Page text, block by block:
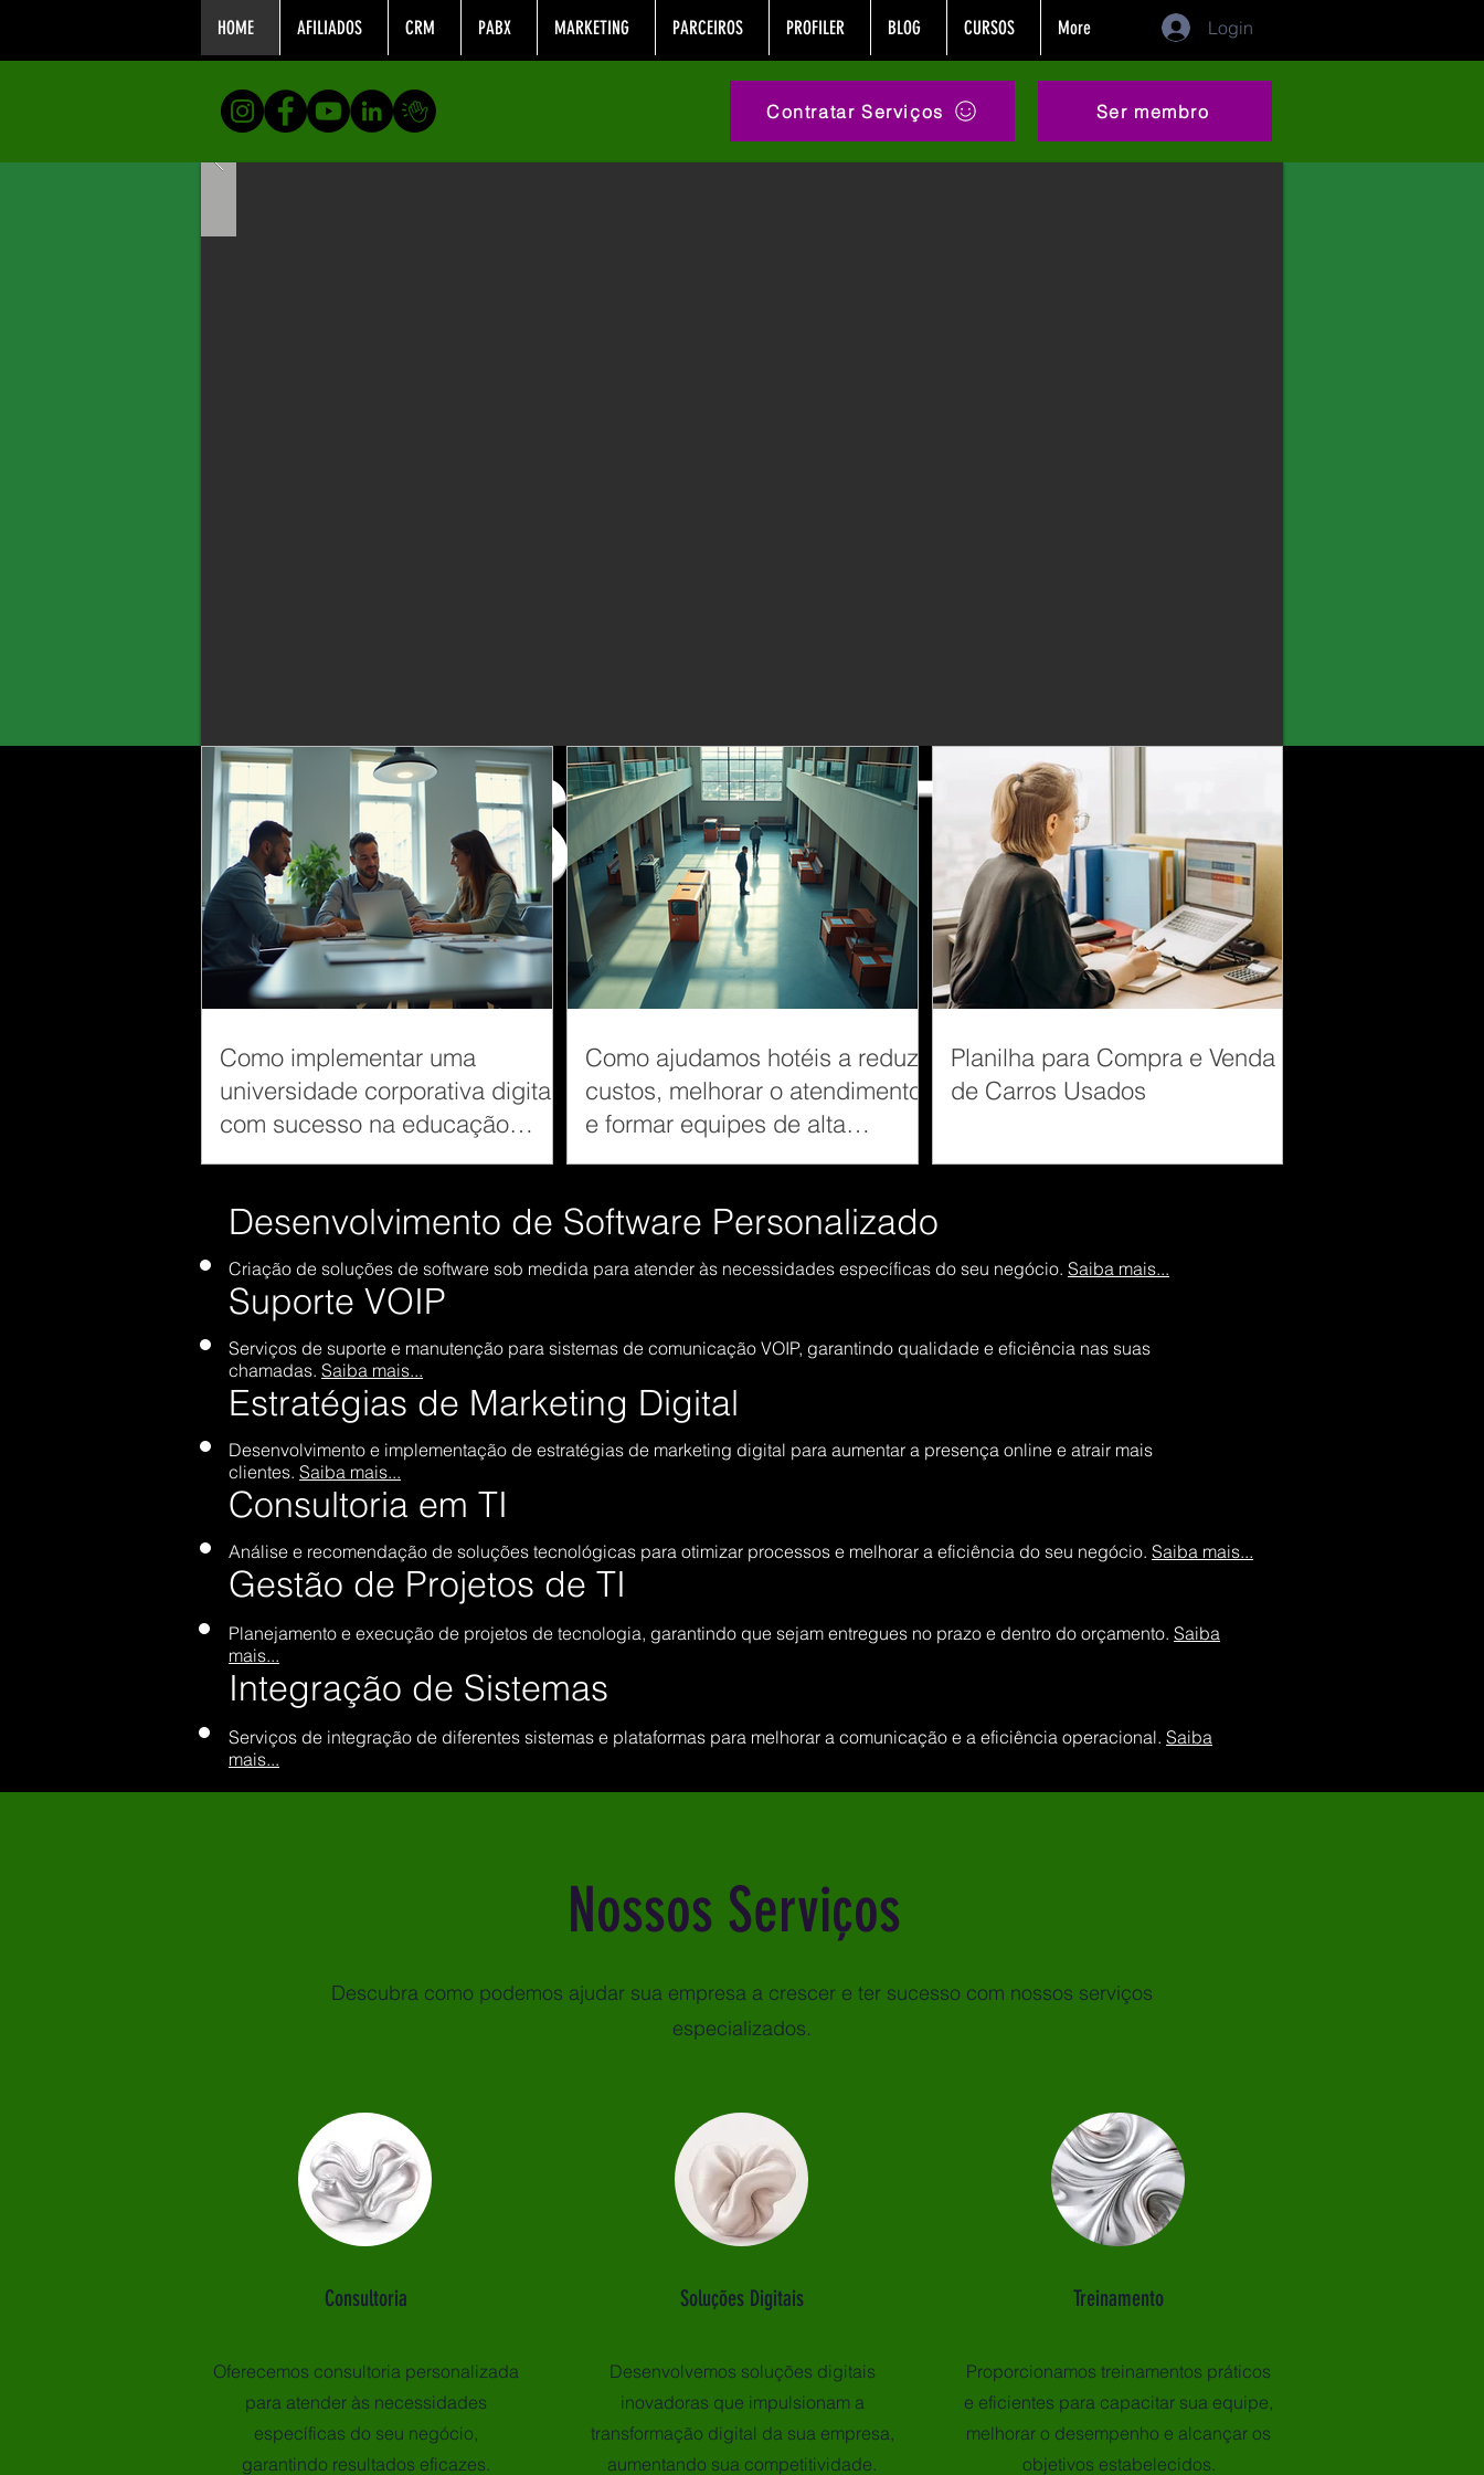
HOME AFILIADOS CRM PABX MARKETING PARCEIROS PROFILER BLOG CURSOS More Login
Contratar Serviços Ser membro
SIECA.NET
Como implementar uma
universidade corporativa digital
com sucesso na educação
empresarial moderna
Como ajudamos hotéis a reduzir
custos, melhorar o atendimento
e formar equipes de alta
performance usando
Planilha para Compra e Venda
de Carros Usados
Desenvolvimento de Software Personalizado
Criação de soluções de software sob medida para atender às necessidades específicas do seu negócio. Saiba mais...
Suporte VOIP
Serviços de suporte e manutenção para sistemas de comunicação VOIP, garantindo qualidade e eficiência nas suas
chamadas. Saiba mais...
Estratégias de Marketing Digital
Desenvolvimento e implementação de estratégias de marketing digital para aumentar a presença online e atrair mais
clientes. Saiba mais...
Consultoria em TI
Análise e recomendação de soluções tecnológicas para otimizar processos e melhorar a eficiência do seu negócio. Saiba mais...
Gestão de Projetos de TI
Planejamento e execução de projetos de tecnologia, garantindo que sejam entregues no prazo e dentro do orçamento. Saiba
mais...
Integração de Sistemas
Serviços de integração de diferentes sistemas e plataformas para melhorar a comunicação e a eficiência operacional. Saiba
mais...
Nossos Serviços
Descubra como podemos ajudar sua empresa a crescer e ter sucesso com nossos serviços
especializados.
Consultoria
Oferecemos consultoria personalizada
para atender às necessidades
específicas do seu negócio,
garantindo resultados eficazes.
Soluções Digitais
Desenvolvemos soluções digitais
inovadoras que impulsionam a
transformação digital da sua empresa,
aumentando sua competitividade.
Treinamento
Proporcionamos treinamentos práticos
e eficientes para capacitar sua equipe,
melhorar o desempenho e alcançar os
objetivos estabelecidos.